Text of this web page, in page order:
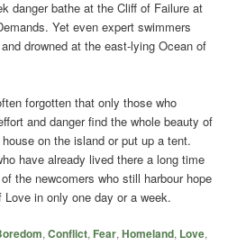
danger bathe at the Cliff of Failure at
Yet even expert swimmers
drowned at the east-lying Ocean of
forgotten that only those who
and danger find the whole beauty of
on the island or put up a tent.
have already lived there a long time
the newcomers who still harbour hope
in only one day or a week.
,Conflict, Fear,Homeland, Love,